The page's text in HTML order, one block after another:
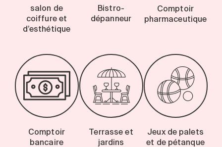
salon de
coiffure et
d’esthétique
Bistro-
dépanneur
Comptoir
pharmaceutique
Comptoir
bancaire
Terrasse et
jardins
Jeux de palets
et de pétanque